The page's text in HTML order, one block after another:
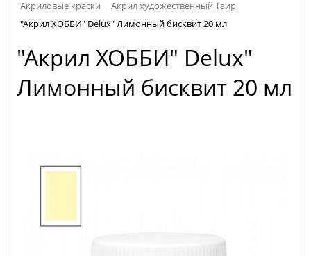
Акриловые краски
Акрил художественный Таир
"Акрил ХОББИ" Delux" Лимонный бисквит 20 мл
"Акрил ХОББИ" Delux"
Лимонный бисквит 20 мл